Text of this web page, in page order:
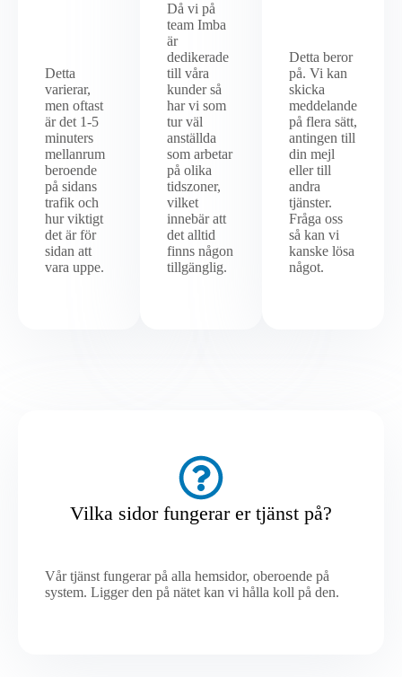
Detta
varierar,
men oftast
är det 1-5
minuters
mellanrum
beroende
på sidans
trafik och
hur viktigt
det är för
sidan att
vara uppe.
Då vi på
team Imba
är
dedikerade
till våra
kunder så
har vi som
tur väl
anställda
som arbetar
på olika
tidszoner,
vilket
innebär att
det alltid
finns någon
tillgänglig.
Detta beror
på. Vi kan
skicka
meddelande
på flera sätt,
antingen till
din mejl
eller till
andra
tjänster.
Fråga oss
så kan vi
kanske lösa
något.
Vilka sidor fungerar er tjänst på?
Vår tjänst fungerar på alla hemsidor, oberoende på
system. Ligger den på nätet kan vi hålla koll på den.